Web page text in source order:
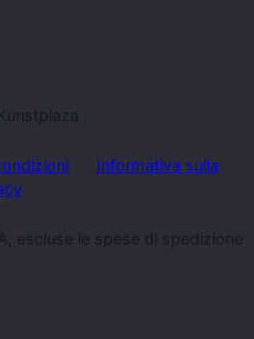
Informativa sulla
escluse le spese di spedizione